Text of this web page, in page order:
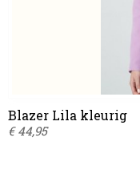
Blazer Lila kleurig
€ 44,95